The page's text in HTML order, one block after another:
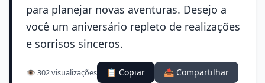
para planejar novas aventuras. Desejo a
você um aniversário repleto de realizações
e sorrisos sinceros.
👁️ 302 visualizações 📋 Copiar 📤 Compartilhar